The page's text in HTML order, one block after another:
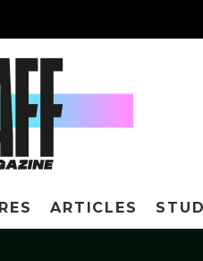
ARTICLES